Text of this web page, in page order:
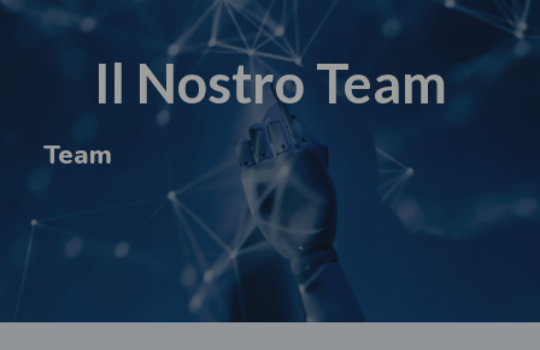
Il Nostro Team
Team